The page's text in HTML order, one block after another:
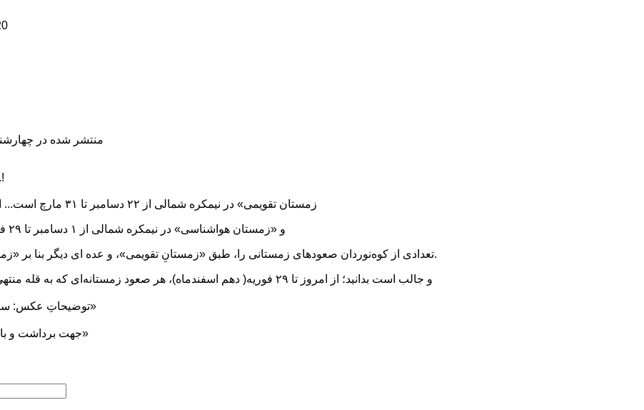
منتشر شده در چهارشنبه, 04 دی 1398
«زمستان تقویمی» در نیمکره شمالی از ۲۲ دسامبر تا ۳۱ مارچ است... اول دی‌ماه تا ۲ فروردین ‌ماه
و «زمستان هواشناسی» در نیمکره شمالی از ۱ دسامبر تا ۲۹ فوریه ... ۱۰ آذرماه تا ۱۰ اسفند
تعدادی از کوه‌نوردان صعودهای زمستانی را، طبق «زمستانِ تقویمی»، و عده ای دیگر بنا بر «زمستان هواشناسی» قبول دارند.
و جالب است بدانید؛ از امروز تا ۲۹ فوریه( دهم اسفندماه)، هر صعود زمستانه‌ای
توضیحاتِ عکس: سایه‌ «کی‌دو» بر روی «برودپیک»
جهت برداشت و بازنشر ... ذکر منبع «کوه‌نوشت»